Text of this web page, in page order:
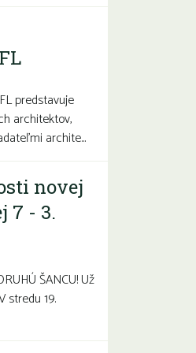
predstavuje
architektov,
archite...
novej
7 - 3.
ŠANCU! Už
stredu 19.